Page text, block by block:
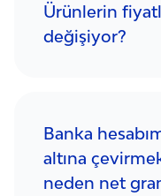
Ürünlerin
değişiyor?
Banka
altına
neden net